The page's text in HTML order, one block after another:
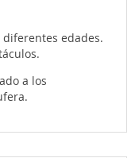
edades.
a los